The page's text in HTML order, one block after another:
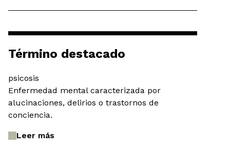
Término destacado
psicosis
Enfermedad mental caracterizada por
alucinaciones, delirios o trastornos de
conciencia.
Leer más